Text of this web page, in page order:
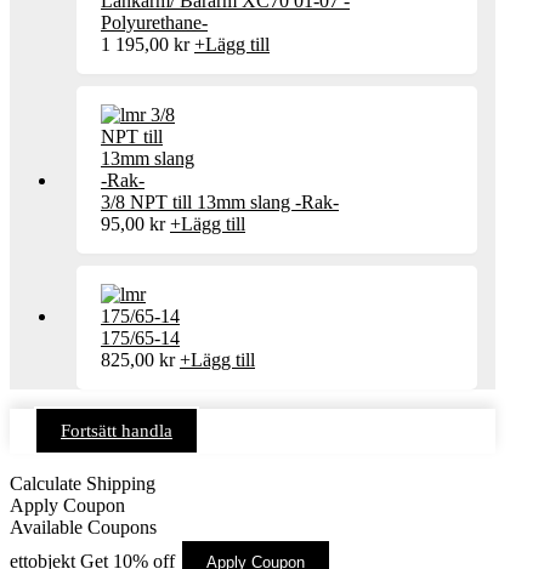
Polyurethane-
1 195,00 kr +Lägg till
3/8 NPT till 13mm slang -Rak-
95,00 kr +Lägg till
175/65-14
825,00 kr +Lägg till
Fortsätt handla
Calculate Shipping
Apply Coupon
Available Coupons
ettobjekt Get 10% off Apply Coupon